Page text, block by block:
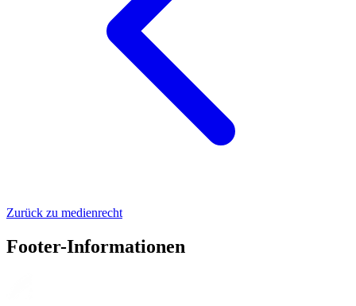
Zurück zu medienrecht
Footer-Informationen